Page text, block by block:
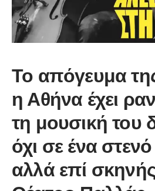
Το απόγευμα
η Αθήνα έχει
τη μουσική
όχι σε ένα
αλλά επί